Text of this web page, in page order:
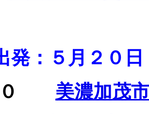
発：５月２０
０ 美濃加茂